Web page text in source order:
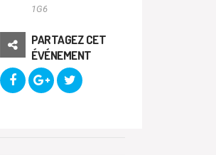
1G6
PARTAGEZ CET
ÉVÉNEMENT